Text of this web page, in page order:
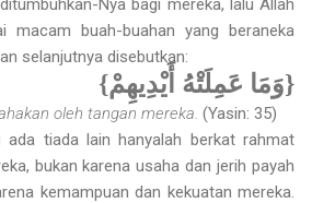
macam buah-buahan yang beraneka
selanjutnya disebutkan:
{وَمَا عَمِلَتْهُ أَيْدِيهِمْ}
oleh tangan mereka. (Yasin: 35)
ada tiada lain hanyalah berkat rahmat
bukan karena usaha dan jerih payah
kemampuan dan kekuatan mereka.